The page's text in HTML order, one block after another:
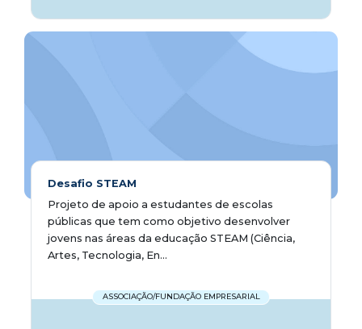
Desafio STEAM
Projeto de apoio a estudantes de escolas
públicas que tem como objetivo desenvolver
jovens nas áreas da educação STEAM (Ciência,
Artes, Tecnologia, En...
ASSOCIAÇÃO/FUNDAÇÃO EMPRESARIAL